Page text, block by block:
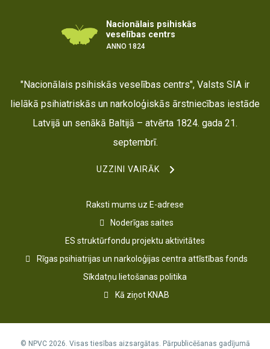
Nacionālais psihiskās
veselības centrs
ANNO 1824
"Nacionālais psihiskās veselības centrs", Valsts SIA ir
lielākā psihiatriskās un narkoloģiskās ārstniecības iestāde
Latvijā un senākā Baltijā – atvērta 1824. gada 21.
septembrī.
UZZINI VAIRĀK
Raksti mums uz E-adrese
Noderīgas saites
ES struktūrfondu projektu aktivitātes
Rīgas psihiatrijas un narkoloģijas centra attīstības fonds
Sīkdatņu lietošanas politika
Kā ziņot KNAB
© NPVC 2026. Visas tiesības aizsargātas. Pārpublicēšanas gadījumā